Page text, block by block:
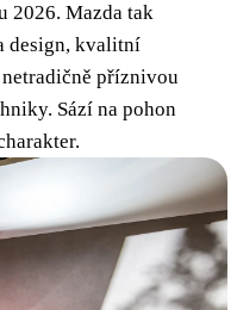
2026. Mazda tak
design, kvalitní
příznivou
Sází na pohon